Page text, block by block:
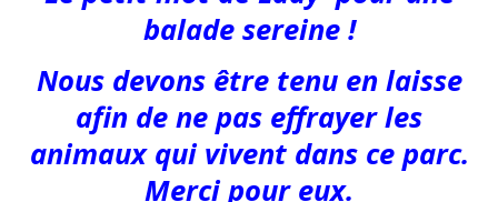
balade sereine !
Nous devons être tenu en laisse
afin de ne pas effrayer les
animaux qui vivent dans ce parc.
Merci pour eux.